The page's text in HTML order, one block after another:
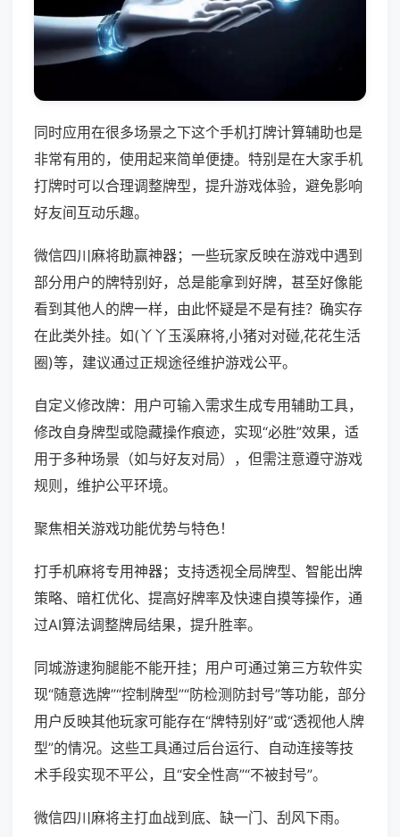
同时应用在很多场景之下这个手机打牌计算辅助也是
非常有用的，使用起来简单便捷。特别是在大家手机
打牌时可以合理调整牌型，提升游戏体验，避免影响
好友间互动乐趣。
微信四川麻将助赢神器；一些玩家反映在游戏中遇到
部分用户的牌特别好，总是能拿到好牌，甚至好像能
看到其他人的牌一样，由此怀疑是不是有挂？确实存
在此类外挂。如(丫丫玉溪麻将,小猪对对碰,花花生活
圈)等，建议通过正规途径维护游戏公平。
自定义修改牌：用户可输入需求生成专用辅助工具，
修改自身牌型或隐藏操作痕迹，实现“必胜”效果，适
用于多种场景（如与好友对局），但需注意遵守游戏
规则，维护公平环境。
聚焦相关游戏功能优势与特色！
打手机麻将专用神器；支持透视全局牌型、智能出牌
策略、暗杠优化、提高好牌率及快速自摸等操作，通
过AI算法调整牌局结果，提升胜率。
同城游逮狗腿能不能开挂；用户可通过第三方软件实
现“随意选牌”“控制牌型”“防检测防封号”等功能，部分
用户反映其他玩家可能存在“牌特别好”或“透视他人牌
型”的情况。这些工具通过后台运行、自动连接等技
术手段实现不平公，且“安全性高”“不被封号”。
微信四川麻将主打血战到底、缺一门、刮风下雨。